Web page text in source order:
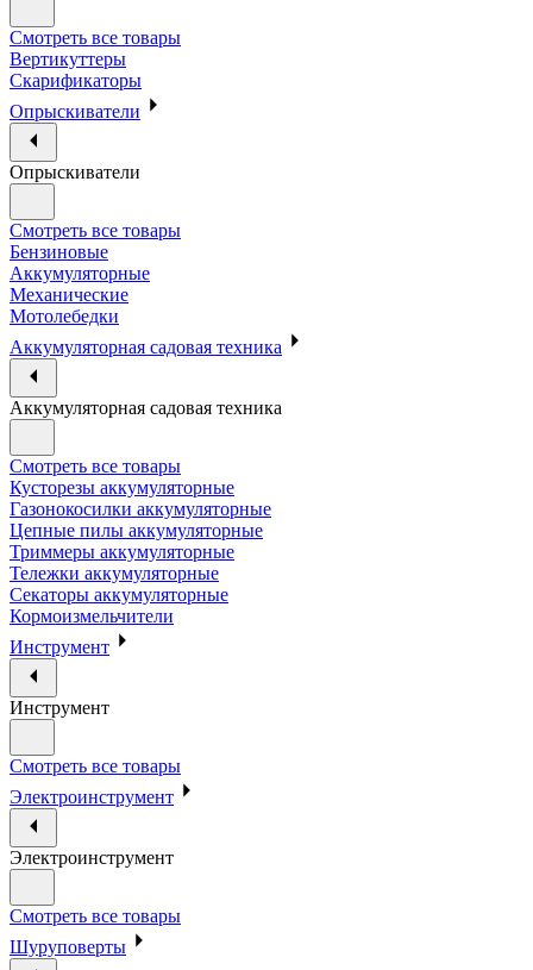
Смотреть все товары
Вертикуттеры
Скарификаторы
Опрыскиватели
Опрыскиватели
Смотреть все товары
Бензиновые
Аккумуляторные
Механические
Мотолебедки
Аккумуляторная садовая техника
Аккумуляторная садовая техника
Смотреть все товары
Кусторезы аккумуляторные
Газонокосилки аккумуляторные
Цепные пилы аккумуляторные
Триммеры аккумуляторные
Тележки аккумуляторные
Секаторы аккумуляторные
Кормоизмельчители
Инструмент
Инструмент
Смотреть все товары
Электроинструмент
Электроинструмент
Смотреть все товары
Шуруповерты